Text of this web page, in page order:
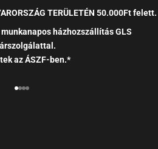
TERÜLETÉN 50.000Ft felett.
házhozszállítás GLS
az ÁSZF-ben.*